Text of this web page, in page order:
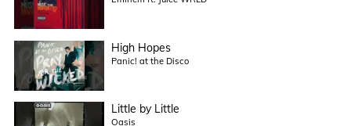
High Hopes
Panic! at the Disco
Little by Little
Oasis